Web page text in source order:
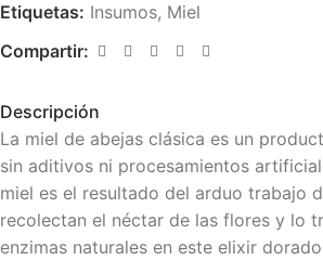
Etiquetas: Insumos, Miel
Compartir:
Descripción
La miel de abejas clásica es un
sin aditivos ni procesamientos
miel es el resultado del arduo trabajo
recolectan el néctar de las flores y lo
enzimas naturales en este elixir dorado